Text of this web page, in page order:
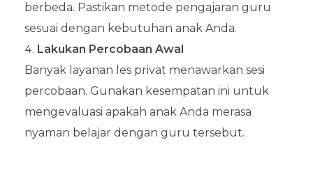
berbeda. Pastikan metode pengajaran guru
sesuai dengan kebutuhan anak Anda.
Lakukan Percobaan Awal
Banyak layanan les privat menawarkan sesi
percobaan. Gunakan kesempatan ini untuk
mengevaluasi apakah anak Anda merasa
nyaman belajar dengan guru tersebut.